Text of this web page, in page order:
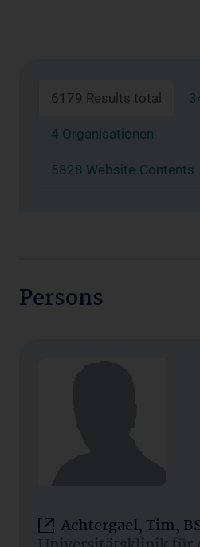
6179 Results total
4 Organisationen
5828 Website-Contents
Persons
Achtergael, Tim,